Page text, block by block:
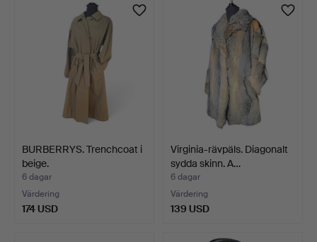
BURBERRYS. Trenchcoat i
beige.
6 dagar
Värdering
174 USD
Virginia-rävpäls. Diagonalt
sydda skinn. A…
6 dagar
Värdering
139 USD